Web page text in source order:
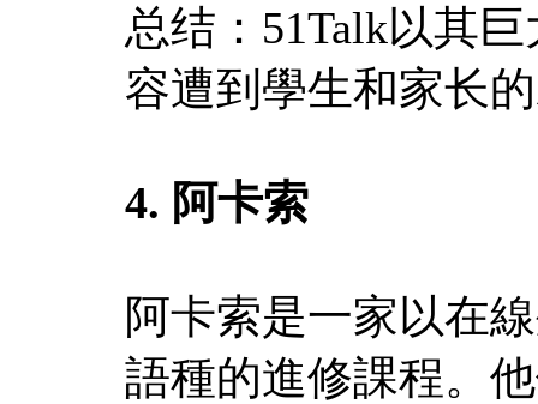
总结：51Talk以其
容遭到學生和家长
4. 阿卡索
阿卡索是一家以在
語種的進修課程。